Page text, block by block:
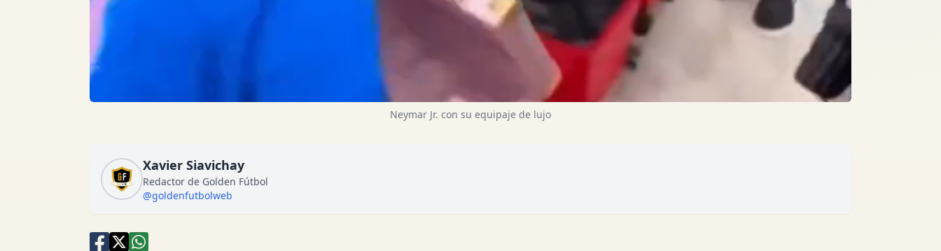
Neymar Jr. con su equipaje de lujo
Xavier Siavichay
Redactor de Golden Fútbol
@goldenfutbolweb